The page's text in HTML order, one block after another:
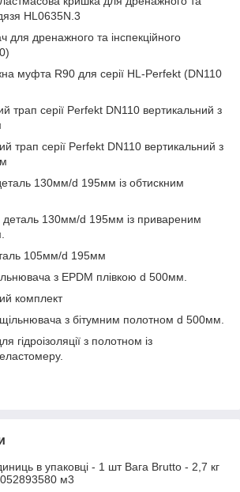
HL0635N.3
для дренажного та інспекційного
муфта R90 для серії HL-Perfekt (DN110
трап серії Perfekt DN110 вертикальний з
трап серії Perfekt DN110 вертикальний з
130мм/d 195мм із обтискним
деталь 130мм/d 195мм із привареним
105мм/d 195мм
з EPDM плівкою d 500мм.
комплект
з бітумним полотном d 500мм.
гідроізоляції з полотном із
в упаковці - 1 шт Вага Brutto - 2,7 кг
м3